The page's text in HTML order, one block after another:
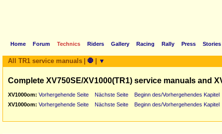
Home Forum Technics Riders Gallery Racing Rally Press Stories
All TR1 service manuals 🛑 ▼
Complete XV750SE/XV1000(TR1) service manuals and
XV1000om: Vorhergehende Seite Nächste Seite
Beginn des/Vorhergehendes Kapitel
XV1000om: Vorhergehende Seite Nächste Seite Beginn des/Vorhergehendes Kapitel